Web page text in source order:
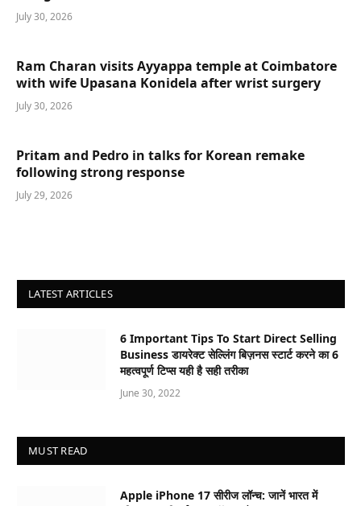
July 30, 2026
Ram Charan visits Ayyappa temple at Coimbatore
with wife Upasana Konidela after wrist surgery
July 30, 2026
Pritam and Pedro in talks for Korean remake
following strong response
July 29, 2026
LATEST ARTICLES
6 Important Tips To Start Direct Selling
Business डायरेक्ट सेल्लिंग बिज़नस स्टार्ट करने का 6
महत्वपूर्ण टिप्स यही है सही तरीका
June 30, 2022
MUST READ
Apple iPhone 17 सीरीज लॉन्च: जानें भारत में